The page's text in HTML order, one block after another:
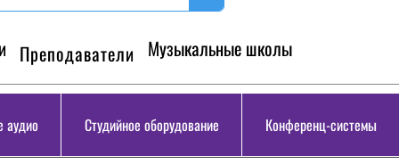
Преподаватели Музыкальные школы
аудио Студийное оборудование Конференц-системы